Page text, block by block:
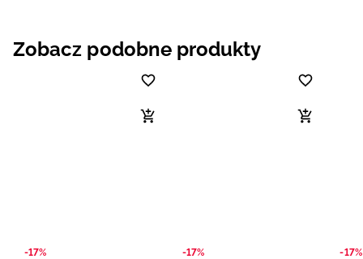
Zobacz podobne produkty
-17% -17% -17%